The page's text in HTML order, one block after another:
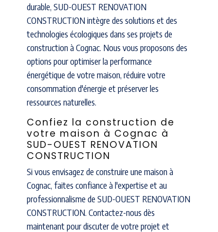
durable, SUD-OUEST RENOVATION
CONSTRUCTION intègre des solutions et des
technologies écologiques dans ses projets de
construction à Cognac. Nous vous proposons des
options pour optimiser la performance
énergétique de votre maison, réduire votre
consommation d'énergie et préserver les
ressources naturelles.
Confiez la construction de
votre maison à Cognac à
SUD-OUEST RENOVATION
CONSTRUCTION
Si vous envisagez de construire une maison à
Cognac, faites confiance à l'expertise et au
professionnalisme de SUD-OUEST RENOVATION
CONSTRUCTION. Contactez-nous dès
maintenant pour discuter de votre projet et